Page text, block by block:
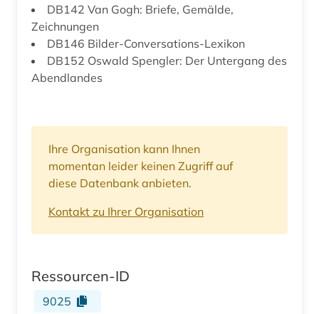
DB142 Van Gogh: Briefe, Gemälde,
Zeichnungen
DB146 Bilder-Conversations-Lexikon
DB152 Oswald Spengler: Der Untergang des
Abendlandes
Ihre Organisation kann Ihnen
momentan leider keinen Zugriff auf
diese Datenbank anbieten.
Kontakt zu Ihrer Organisation
Ressourcen-ID
9025